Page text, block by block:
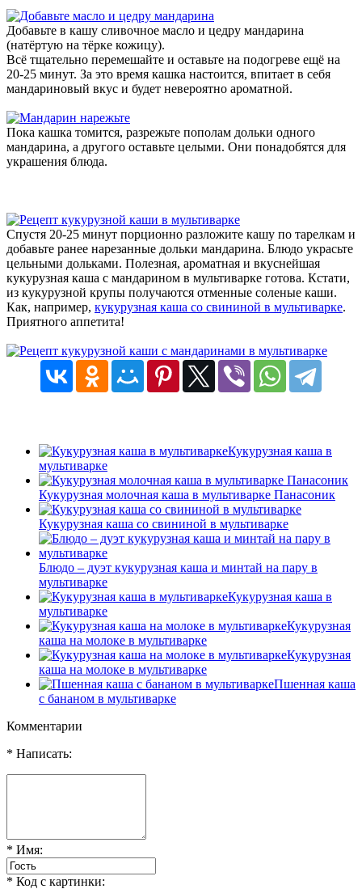
Добавьте в кашу сливочное масло и цедру мандарина
(натёртую на тёрке кожицу).
Всё тщательно перемешайте и оставьте на подогреве ещё на
20-25 минут. За это время кашка настоится, впитает в себя
мандариновый вкус и будет невероятно ароматной.
Пока кашка томится, разрежьте пополам дольки одного
мандарина, а другого оставьте целыми. Они понадобятся для
украшения блюда.
Спустя 20-25 минут порционно разложите кашу по тарелкам и
добавьте ранее нарезанные дольки мандарина. Блюдо украсьте
цельными дольками. Полезная, ароматная и вкуснейшая
кукурузная каша с мандарином в мультиварке готова. Кстати,
из кукурузной крупы получаются отменные соленые каши.
Как, например, кукурузная каша со свининой в мультиварке.
Приятного аппетита!
Кукурузная каша в
мультиварке
Кукурузная молочная каша в мультиварке Панасоник
Кукурузная каша со свининой в мультиварке
Блюдо – дуэт кукурузная каша и минтай на пару в
мультиварке
Кукурузная каша в
мультиварке
Кукурузная
каша на молоке в мультиварке
Кукурузная
каша на молоке в мультиварке
Пшенная каша
с бананом в мультиварке
Комментарии
* Написать:
* Имя:
* Код с картинки: